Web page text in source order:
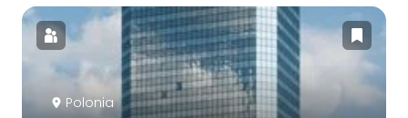
Polonia